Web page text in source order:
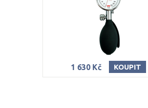
1 630 Kč KOUPIT